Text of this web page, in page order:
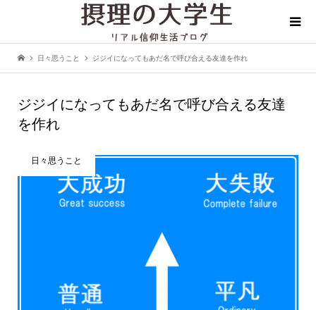
日々思うこと ジジイになってもあだ名で呼び合える友達を作れ
ジジイになってもあだ名で呼び合える友達
を作れ
日々思うこと